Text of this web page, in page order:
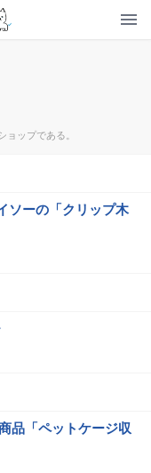
ップである。
ソーの「クリップ木
品「ペットケージ収